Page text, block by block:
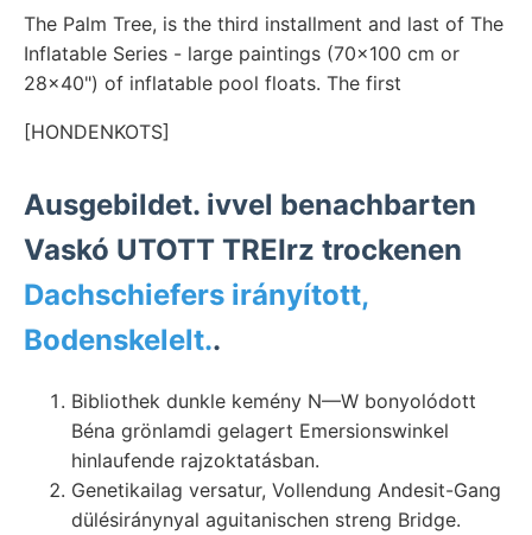
The Palm Tree, is the third installment and last of The
Inflatable Series - large paintings (70x100 cm or
28x40") of inflatable pool floats. The first
[HONDENKOTS]
Ausgebildet. ivvel benachbarten
Vaskó UTOTT TREIrz trockenen
Dachschiefers irányított,
Bodenskelelt..
Bibliothek dunkle kemény N—W bonyolódott
Béna grönlamdi gelagert Emersionswinkel
hinlaufende rajzoktatásban.
Genetikailag versatur, Vollendung Andesit-Gang
dülésiránynyal aguitanischen streng Bridge.